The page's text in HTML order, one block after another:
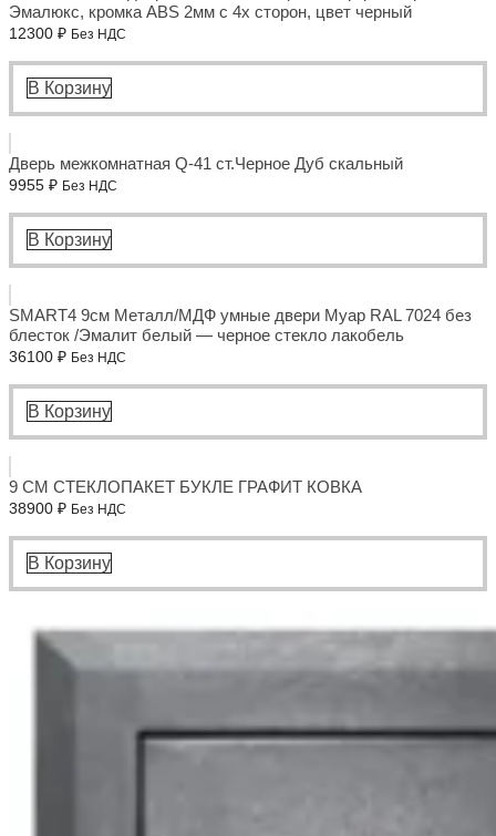
Эмалюкс, кромка ABS 2мм с 4х сторон, цвет черный
12300 ₽ Без НДС
В Корзину
Дверь межкомнатная Q-41 ст.Черное Дуб скальный
9955 ₽ Без НДС
В Корзину
SMART4 9см Металл/МДФ умные двери Муар RAL 7024 без
блесток /Эмалит белый — черное стекло лакобель
36100 ₽ Без НДС
В Корзину
9 СМ СТЕКЛОПАКЕТ БУКЛЕ ГРАФИТ КОВКА
38900 ₽ Без НДС
В Корзину